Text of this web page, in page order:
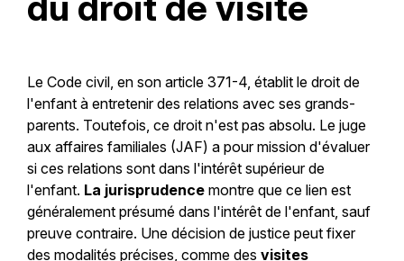
Le Code civil, en son article 371-4, établit le droit de
l'enfant à entretenir des relations avec ses grands-
parents. Toutefois, ce droit n'est pas absolu. Le juge
aux affaires familiales (JAF) a pour mission d'évaluer
si ces relations sont dans l'intérêt supérieur de
l'enfant. La jurisprudencemontre que ce lien est
généralement présumé dans l'intérêt de l'enfant, sauf
preuve contraire. Une décision de justice peut fixer
des modalités précises, comme des visites